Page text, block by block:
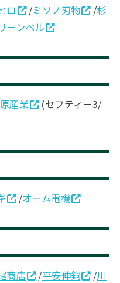
ロ /ミソノ刃物 /杉
ーンベル
産業
(セフティ－3/
/オーム電機
商店 /平安伸銅 /川